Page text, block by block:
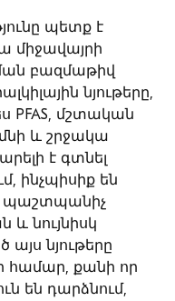
պետք է
բազմաթիվ
նյութերը,
PFAS, մշտական
և շրջակա
է գտնել
ինչպիսիք են
պաշտպանիչ
և նույնիսկ
այս նյութերը
քանի որ
են դարձնում,